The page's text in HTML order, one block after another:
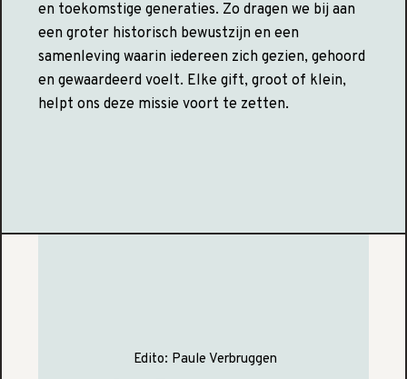
en toekomstige generaties. Zo dragen we bij aan
een groter historisch bewustzijn en een
samenleving waarin iedereen zich gezien, gehoord
en gewaardeerd voelt. Elke gift, groot of klein,
helpt ons deze missie voort te zetten.
Edito: Paule Verbruggen